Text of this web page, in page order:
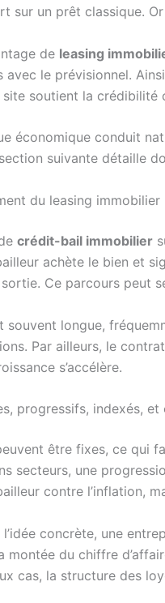
sur un prêt classique.
de leasing
avec le prévisionnel.
soutient la crédibilité
économique conduit
suivante détaille
du leasing
crédit-bail immobilier
achète le bien et
sortie. Ce parcours peut
souvent longue,
Par ailleurs, le
s’accélère.
progressifs, indexés,
être fixes, ce qui
secteurs, une
contre l’inflation,
l’idée concrète, une
montée du chiffre
cas, la structure des